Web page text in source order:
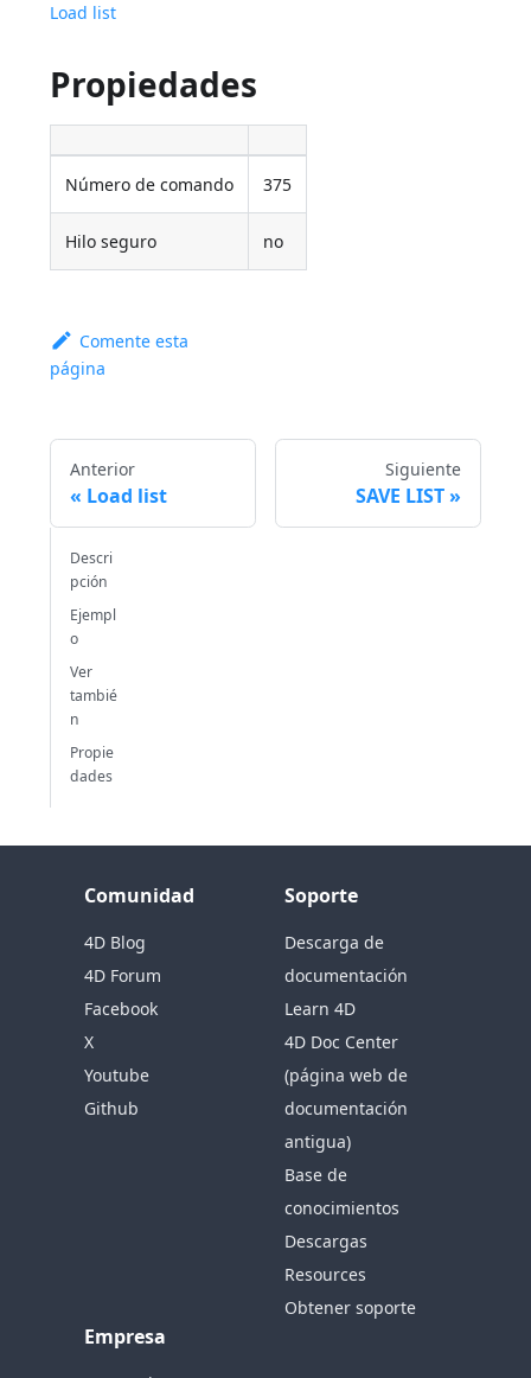
Load list
Propiedades
Número de comando 375
Hilo seguro no
Comente esta
página
Anterior
Load list
Siguiente
SAVE LIST
Descri
pción
Ejempl
o
Ver
tambié
n
Propie
dades
Comunidad
4D Blog
4D Forum
Facebook
X
Youtube
Github
Soporte
Descarga de
documentación
Learn 4D
4D Doc Center
(página web de
documentación
antigua)
Base de
conocimientos
Descargas
Resources
Obtener soporte
Empresa